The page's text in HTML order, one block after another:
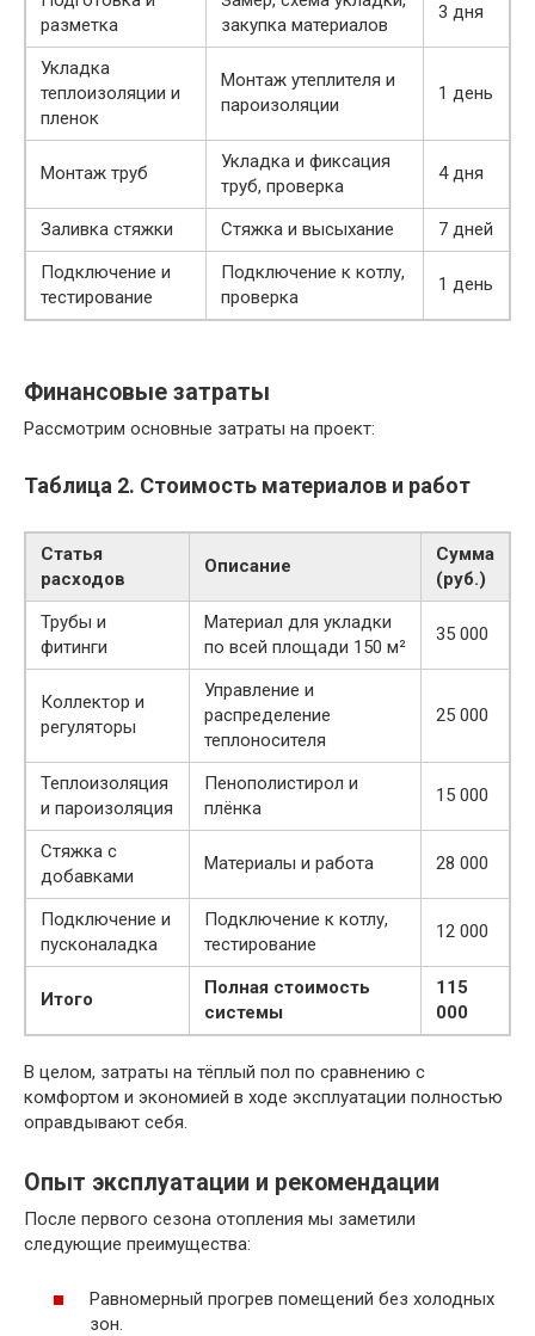
разметка
закупка материалов
3 дня
Укладка
теплоизоляции и
пленок
Монтаж утеплителя и
пароизоляции
1 день
Монтаж труб
Укладка и фиксация
труб, проверка
4 дня
Заливка стяжки Стяжка и высыхание
7 дней
Подключение и
тестирование
Подключение к котлу,
проверка
1 день
Финансовые затраты
Рассмотрим основные затраты на проект:
Таблица 2. Стоимость материалов и работ
Статья
расходов
Описание
Сумма
(руб.)
Трубы и
фитинги
Материал для укладки
по всей площади 150 м²
35 000
Коллектор и
регуляторы
Управление и
распределение
теплоносителя
25 000
Теплоизоляция
и пароизоляция
Пенополистирол и
плёнка
15 000
Стяжка с
добавками
Материалы и работа 28 000
Подключение и
пусконаладка
Подключение к котлу,
тестирование
12 000
Итого
Полная стоимость
системы
115
000
В целом, затраты на тёплый пол по сравнению с
комфортом и экономией в ходе эксплуатации полностью
оправдывают себя.
Опыт эксплуатации и рекомендации
После первого сезона отопления мы заметили
следующие преимущества:
Равномерный прогрев помещений без холодных
зон.